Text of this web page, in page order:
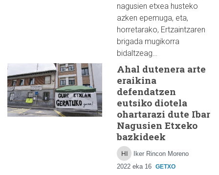
nagusien etxea husteko
azken epemuga, eta,
horretarako, Ertzaintzaren
brigada mugikorra
bidaltzeag…
Ahal dutenera arte
eraikina
defendatzen
eutsiko diotela
ohartarazi dute Ibar
Nagusien Etxeko
bazkideek
Iker Rincon Moreno
2022 eka 16 GETXO